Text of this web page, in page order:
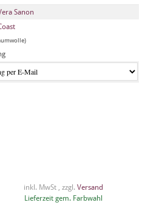
Sanon
inkl. MwSt , zzgl. Versand
Lieferzeit gem. Farbwahl